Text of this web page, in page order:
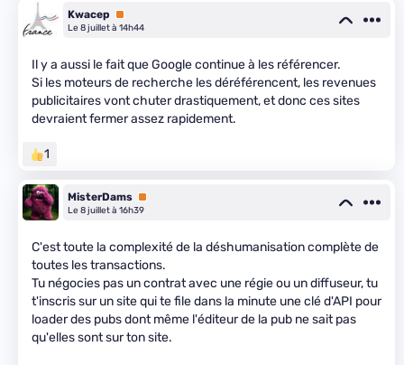
Kwacep
Premium
Le 8 juillet à 14h44
Il y a aussi le fait que Google continue à les référencer.
Si les moteurs de recherche les déréférencent, les revenues
publicitaires vont chuter drastiquement, et donc ces sites
devraient fermer assez rapidement.
1
MisterDams Premium
Le 8 juillet à 16h39
C'est toute la complexité de la déshumanisation complète de
toutes les transactions.
Tu négocies pas un contrat avec une régie ou un diffuseur, tu
t'inscris sur un site qui te file dans la minute une clé d'API pour
loader des pubs dont même l'éditeur de la pub ne sait pas
qu'elles sont sur ton site.